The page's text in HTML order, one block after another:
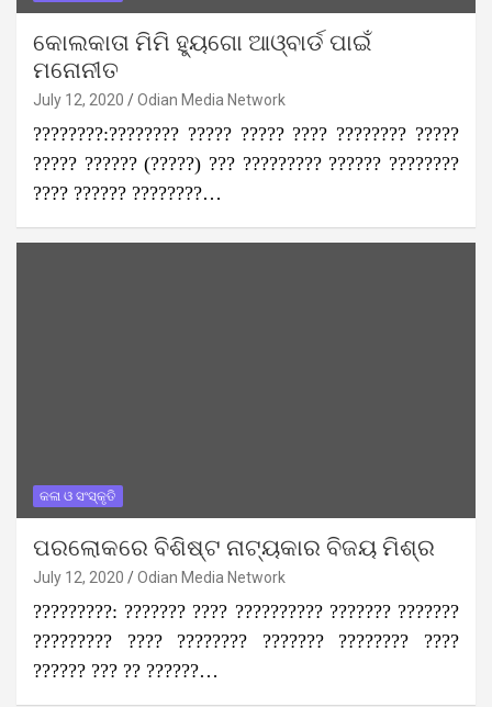
କୋଲକାତା ମିମି ହ୍ୟୁଗୋ ଆଓ୍ବାର୍ଡ ପାଇଁ
ମନୋନୀତ
July 12, 2020 Odian Media Network
????????:???????? ????? ????? ???? ???????? ?????
????? ?????? (?????) ??? ????????? ?????? ????????
???? ?????? ????????…
କଳା ଓ ସଂସ୍କୃତି
ପରଲୋକରେ ବିଶିଷ୍ଟ ନାଟ୍ୟକାର ବିଜୟ ମିଶ୍ର
July 12, 2020 Odian Media Network
?????????: ??????? ???? ?????????? ??????? ???????
????????? ???? ???????? ??????? ???????? ????
?????? ??? ?? ??????…